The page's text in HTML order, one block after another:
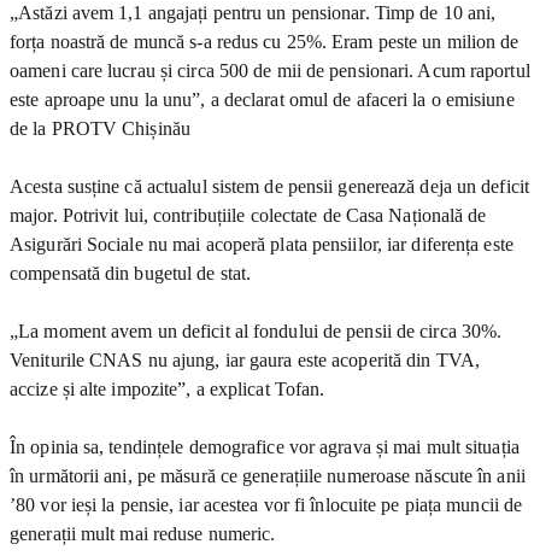
„Astăzi avem 1,1 angajați pentru un pensionar. Timp de 10 ani,
forța noastră de muncă s-a redus cu 25%. Eram peste un milion de
oameni care lucrau și circa 500 de mii de pensionari. Acum raportul
este aproape unu la unu”, a declarat omul de afaceri la o emisiune
de la PROTV Chișinău
Acesta susține că actualul sistem de pensii generează deja un deficit
major. Potrivit lui, contribuțiile colectate de Casa Națională de
Asigurări Sociale nu mai acoperă plata pensiilor, iar diferența este
compensată din bugetul de stat.
„La moment avem un deficit al fondului de pensii de circa 30%.
Veniturile CNAS nu ajung, iar gaura este acoperită din TVA,
accize și alte impozite”, a explicat Tofan.
În opinia sa, tendințele demografice vor agrava și mai mult situația
în următorii ani, pe măsură ce generațiile numeroase născute în anii
’80 vor ieși la pensie, iar acestea vor fi înlocuite pe piața muncii de
generații mult mai reduse numeric.